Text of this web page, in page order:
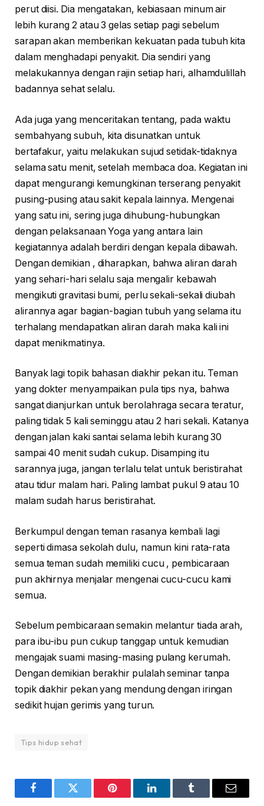
perut diisi. Dia mengatakan, kebiasaan minum air
lebih kurang 2 atau 3 gelas setiap pagi sebelum
sarapan akan memberikan kekuatan pada tubuh kita
dalam menghadapi penyakit. Dia sendiri yang
melakukannya dengan rajin setiap hari, alhamdulillah
badannya sehat selalu.
Ada juga yang menceritakan tentang, pada waktu
sembahyang subuh, kita disunatkan untuk
bertafakur, yaitu melakukan sujud setidak-tidaknya
selama satu menit, setelah membaca doa. Kegiatan ini
dapat mengurangi kemungkinan terserang penyakit
pusing-pusing atau sakit kepala lainnya. Mengenai
yang satu ini, sering juga dihubung-hubungkan
dengan pelaksanaan Yoga yang antara lain
kegiatannya adalah berdiri dengan kepala dibawah.
Dengan demikian , diharapkan, bahwa aliran darah
yang sehari-hari selalu saja mengalir kebawah
mengikuti gravitasi bumi, perlu sekali-sekali diubah
alirannya agar bagian-bagian tubuh yang selama itu
terhalang mendapatkan aliran darah maka kali ini
dapat menikmatinya.
Banyak lagi topik bahasan diakhir pekan itu. Teman
yang dokter menyampaikan pula tips nya, bahwa
sangat dianjurkan untuk berolahraga secara teratur,
paling tidak 5 kali seminggu atau 2 hari sekali. Katanya
dengan jalan kaki santai selama lebih kurang 30
sampai 40 menit sudah cukup. Disamping itu
sarannya juga, jangan terlalu telat untuk beristirahat
atau tidur malam hari. Paling lambat pukul 9 atau 10
malam sudah harus beristirahat.
Berkumpul dengan teman rasanya kembali lagi
seperti dimasa sekolah dulu, namun kini rata-rata
semua teman sudah memiliki cucu , pembicaraan
pun akhirnya menjalar mengenai cucu-cucu kami
semua.
Sebelum pembicaraan semakin melantur tiada arah,
para ibu-ibu pun cukup tanggap untuk kemudian
mengajak suami masing-masing pulang kerumah.
Dengan demikian berakhir pulalah seminar tanpa
topik diakhir pekan yang mendung dengan iringan
sedikit hujan gerimis yang turun.
Tips hidup sehat
FacebookTwitter Pinterest LinkedInTumblr Email